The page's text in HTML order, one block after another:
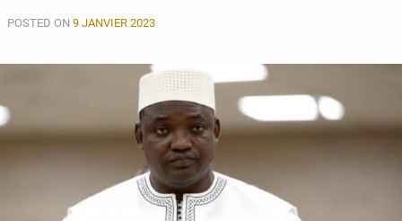
devrait
3,6
(rapport)
POSTED ON 9 JANVIER 2023